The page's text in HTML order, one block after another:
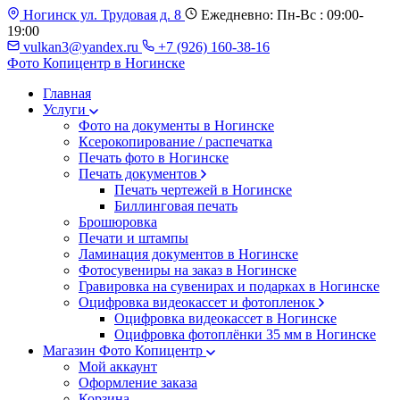
Ногинск ул. Трудовая д. 8
Ежедневно: Пн-Вс : 09:00-
19:00
vulkan3@yandex.ru
+7 (926) 160-38-16
Фото Копицентр в Ногинске
Главная
Услуги
Фото на документы в Ногинске
Ксерокопирование / распечатка
Печать фото в Ногинске
Печать документов
Печать чертежей в Ногинске
Биллинговая печать
Брошюровка
Печати и штампы
Ламинация документов в Ногинске
Фотосувениры на заказ в Ногинске
Гравировка на сувенирах и подарках в Ногинске
Оцифровка видеокассет и фотопленок
Оцифровка видеокассет в Ногинске
Оцифровка фотоплёнки 35 мм в Ногинске
Магазин Фото Копицентр
Мой аккаунт
Оформление заказа